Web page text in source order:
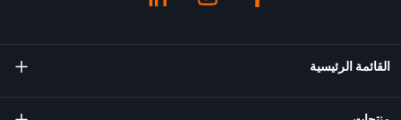
القائمة الرئيسية
معلومات عنا